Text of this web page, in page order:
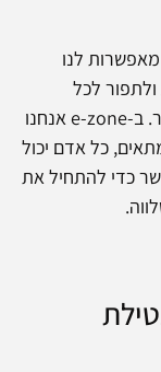
מאפשרות לנו
לכל
מטופל את חליפת הסיוע המתאימה לו ביותר. ב-e-zone אנחנו
כל אדם יכול
כדי להתחיל את